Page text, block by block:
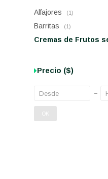
Alfajores (1)
Barritas (1)
Cremas de Frutos
Precio ($)
OK